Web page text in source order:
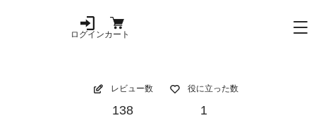
ログインカート
レビュー数
138
役に立った数
1